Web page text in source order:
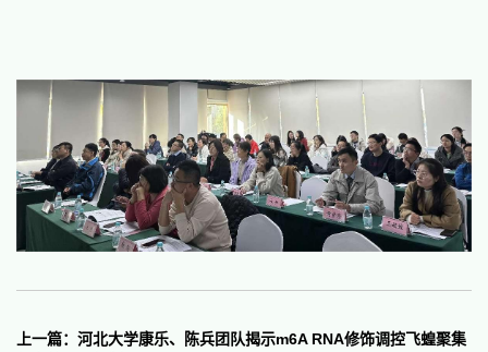
上一篇：河北大学康乐、陈兵团队揭示m6A RNA修饰调控飞蝗聚集